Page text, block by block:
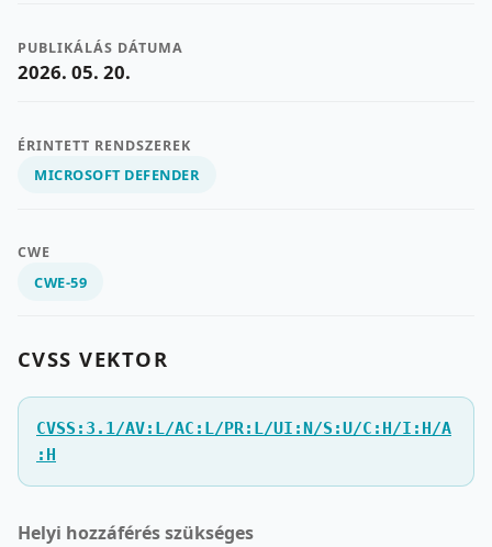
PUBLIKÁLÁS DÁTUMA
2026. 05. 20.
ÉRINTETT RENDSZEREK
MICROSOFT DEFENDER
CWE
CWE-59
CVSS VEKTOR
CVSS:3.1/AV:L/AC:L/PR:L/UI:N/S:U/C:H/I:H/A
:H
Helyi hozzáférés szükséges